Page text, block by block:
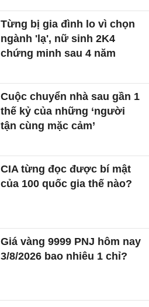
Từng bị gia đình lo vì chọn
ngành 'lạ', nữ sinh 2K4
chứng minh sau 4 năm
Cuộc chuyển nhà sau gần 1
thế kỷ của những ‘người
tận cùng mặc cảm’
CIA từng đọc được bí mật
của 100 quốc gia thế nào?
Giá vàng 9999 PNJ hôm nay
3/8/2026 bao nhiêu 1 chỉ?